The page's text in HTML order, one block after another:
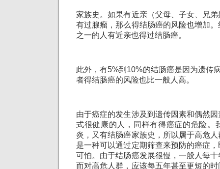
家族史。如果有近亲（父母、子女、兄
有过腺瘤，那么得结肠癌的风险也增加
之一的人有近亲也得过结肠癌。
此外，有5%到10%的结肠癌是因为遗传
者得结肠癌的风险也比一般人高。
由于癌症的发生涉及到遗传因素和偶然
式很健康的人，同样有得癌症的危险。
炎，又有结肠癌家族史，所以属于高危
是一种可以通过定期筛查来预防的癌症
可怕。由于结肠癌发展很慢，一般人每
而对高危人群，应该每五年甚至更短的